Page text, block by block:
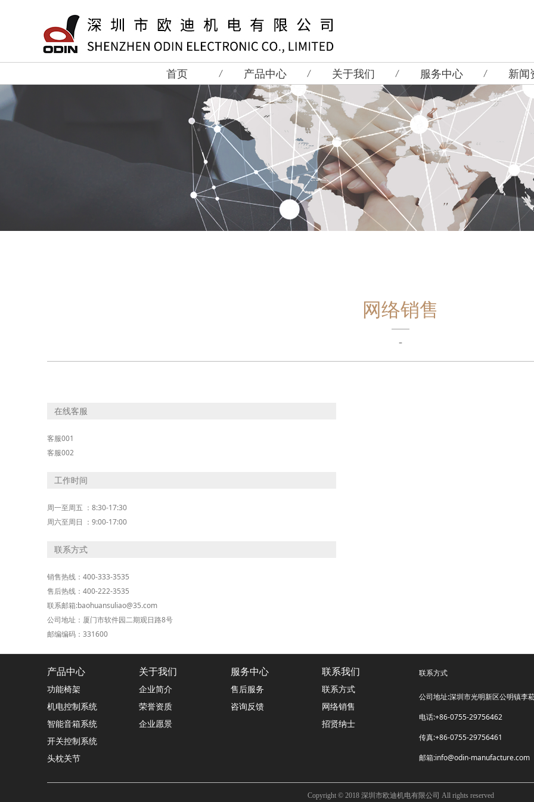
首页 产品中心 关于我们 服务中心 新闻
网络销售
-
在线客服
客服001
客服002
工作时间
周一至周五 ：8:30-17:30
周六至周日 ：9:00-17:00
联系方式
销售热线：400-333-3535
售后热线：400-222-3535
联系邮箱:baohuansuliao@35.com
公司地址：厦门市软件园二期观日路8号
邮编编码：331600
产品中心
功能椅架
机电控制系统
智能音箱系统
开关控制系统
头枕关节
关于我们
企业简介
荣誉资质
企业愿景
服务中心
售后服务
咨询反馈
联系我们
联系方式
网络销售
招贤纳士
联系方式
公司地址:深圳市光明新区公明镇李
电话:+86-0755-29756462
传真:+86-0755-29756461
邮箱:info@odin-manufacture.com
Copyright © 2018 深圳市欧迪机电有限公司 All rights reserved